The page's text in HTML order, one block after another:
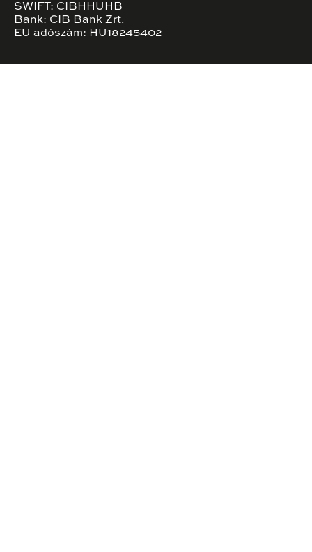
SWIFT: CIBHHUHB
Bank: CIB Bank Zrt.
EU adószám: HU18245402